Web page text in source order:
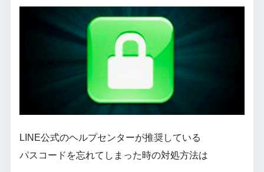
LINE公式のヘルプセンターが推奨している
パスコードを忘れてしまった時の対処方法は